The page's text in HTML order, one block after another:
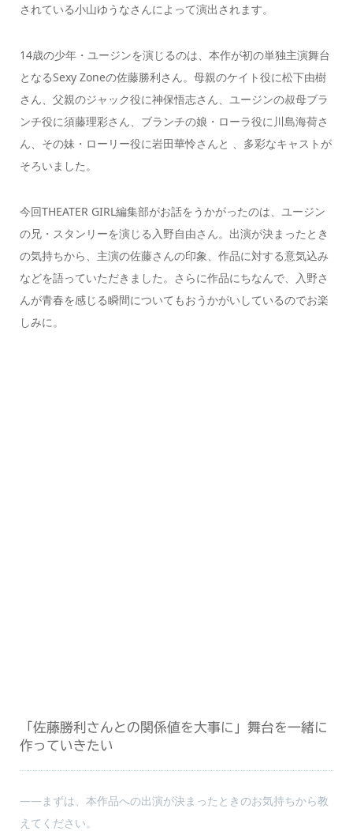
されている小山ゆうなさんによって演出されます。
14歳の少年・ユージンを演じるのは、本作が初の単独主演舞台
となるSexy Zoneの佐藤勝利さん。母親のケイト役に松下由樹
さん、父親のジャック役に神保悟志さん、ユージンの叔母ブラ
ンチ役に須藤理彩さん、ブランチの娘・ローラ役に川島海荷さ
ん、その妹・ローリー役に岩田華怜さんと 、多彩なキャストが
そろいました。
今回THEATER GIRL編集部がお話をうかがったのは、ユージン
の兄・スタンリーを演じる入野自由さん。出演が決まったとき
の気持ちから、主演の佐藤さんの印象、作品に対する意気込み
などを語っていただきました。さらに作品にちなんで、入野さ
んが青春を感じる瞬間についてもおうかがいしているのでお楽
しみに。
「佐藤勝利さんとの関係値を大事に」舞台を一緒に
作っていきたい
――まずは、本作品への出演が決まったときのお気持ちから教
えてください。